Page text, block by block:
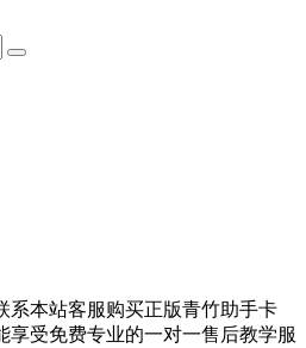
系本站客服购买正版青竹助手卡
享受免费专业的一对一售后教学服